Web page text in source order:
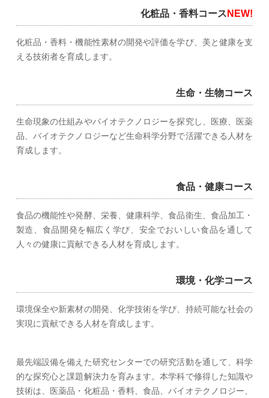
化粧品・香料コース NEW!
化粧品・香料・機能性素材の開発や評価を学び、美と健康を支
える技術者を育成します。
生命・生物コース
生命現象の仕組みやバイオテクノロジーを探究し、医療、医薬
品、バイオテクノロジーなど生命科学分野で活躍できる人材を
育成します。
食品・健康コース
食品の機能性や発酵、栄養、健康科学、食品衛生、食品加工・
製造、食品開発を幅広く学び、安全でおいしい食品を通して
人々の健康に貢献できる人材を育成します。
環境・化学コース
環境保全や新素材の開発、化学技術を学び、持続可能な社会の
実現に貢献できる人材を育成します。
最先端設備を備えた研究センターでの研究活動を通して、科学
的な探究心と課題解決力を育みます。本学科で修得した知識や
技術は、医薬品・化粧品・香料、食品、バイオテクノロジー、